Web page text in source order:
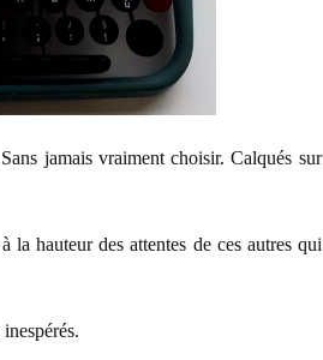
jamais vraiment choisir. Calqués sur
hauteur des attentes de ces autres qui